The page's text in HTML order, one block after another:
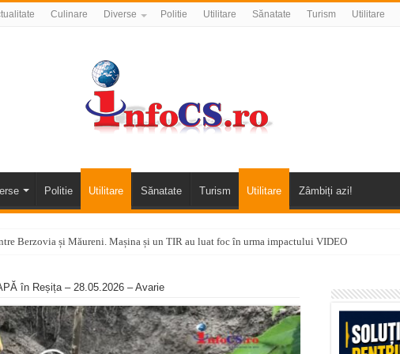
Culinare Diverse Politie Utilitare Sănatate Turism Utilitare
Politie Utilitare Sănatate Turism Utilitare Zâmbiți azi!
Berzovia și Măureni. Mașina și un TIR au luat foc în urma impactului VIDEO
Almăjului și zona Oravița – Cărbunari VIDEO
apei potabile în Bocșa Română, în data de 6 august 2026
APĂ în ORAVIȚA – 05.08.2026 – avarie
în Reșița – 28.05.2026 – Avarie